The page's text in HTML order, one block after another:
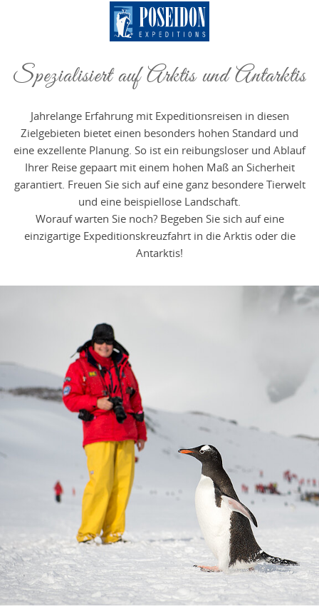
Spezialisiert auf Arktis und Antarktis
Jahrelange Erfahrung mit Expeditionsreisen in diesen
Zielgebieten bietet einen besonders hohen Standard und
eine exzellente Planung. So ist ein reibungsloser und Ablauf
Ihrer Reise gepaart mit einem hohen Maß an Sicherheit
garantiert. Freuen Sie sich auf eine ganz besondere Tierwelt
und eine beispiellose Landschaft.
Worauf warten Sie noch? Begeben Sie sich auf eine
einzigartige Expeditionskreuzfahrt in die Arktis oder die
Antarktis!